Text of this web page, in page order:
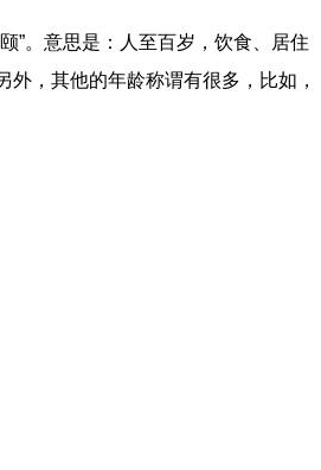
”。意思是：人至百岁，饮食、居住
外，其他的年龄称谓有很多，比如，